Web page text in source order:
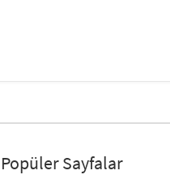
Popüler Sayfalar